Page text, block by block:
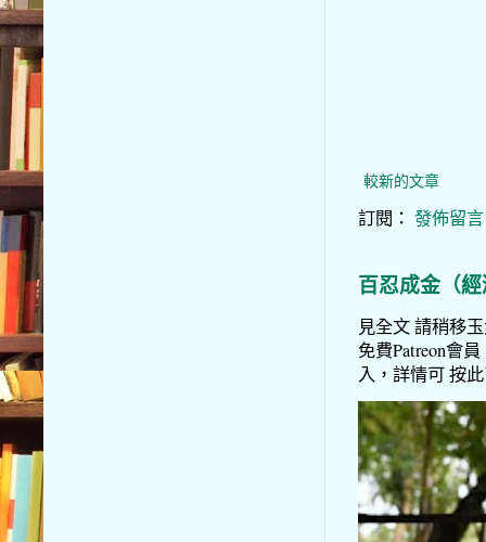
較新的文章
訂閱： 發佈留
百忍成金（
見全文 請稍移
免費Patreon會
入，詳情可 按